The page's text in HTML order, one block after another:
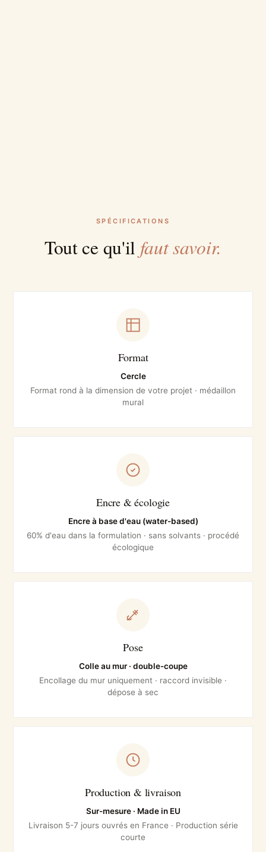
SPÉCIFICATIONS
Tout ce qu'il faut savoir.
Format
Cercle
Format rond à la dimension de votre projet · médaillon
mural
Encre & écologie
Encre à base d'eau (water-based)
60% d'eau dans la formulation · sans solvants · procédé
écologique
Pose
Colle au mur · double-coupe
Encollage du mur uniquement · raccord invisible ·
dépose à sec
Production & livraison
Sur-mesure · Made in EU
Livraison 5-7 jours ouvrés en France · Production série
courte